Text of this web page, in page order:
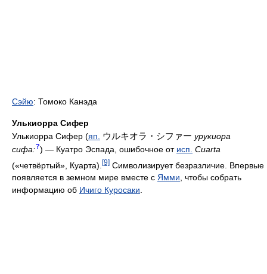
Сэйю: Томоко Канэда
Улькиорра Сифер
Улькиорра Сифер (яп. ウルキオラ・シファー урукиора
сифа:?) — Куатро Эспада, ошибочное от исп. Cuarta
(«четвёртый», Куарта). [9] Символизирует безразличие. Впервые
появляется в земном мире вместе с Ямми, чтобы собрать
информацию об Ичиго Куросаки.